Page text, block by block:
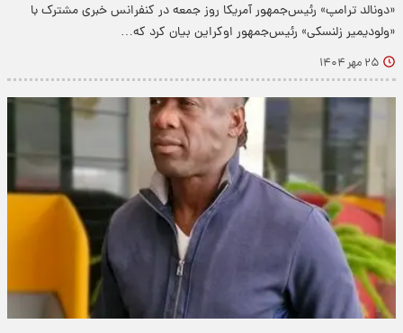
«دونالد ترامپ» رئیس‌جمهور آمریکا روز جمعه در کنفرانس خبری مشترک با
«ولودیمیر زلنسکی» رئیس‌جمهور اوکراین بیان کرد که…
۲۵ مهر ۱۴۰۴